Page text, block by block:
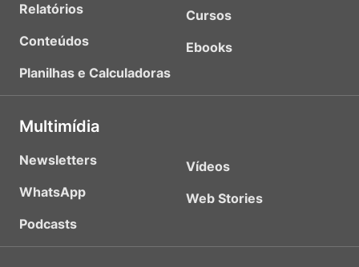
Relatórios
Conteúdos
Planilhas e Calculadoras
Cursos
Ebooks
Multimídia
Newsletters
WhatsApp
Podcasts
Vídeos
Web Stories